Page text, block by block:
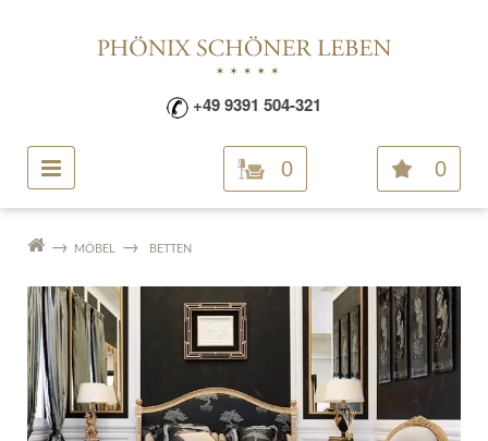
+49 9391 504-321
0 0
MÖBEL BETTEN